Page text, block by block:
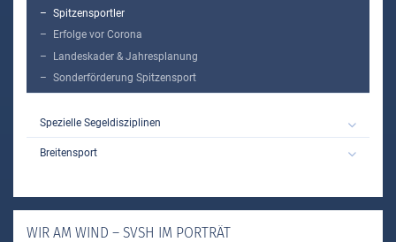
Spitzensportler
Erfolge vor Corona
Landeskader & Jahresplanung
Sonderförderung Spitzensport
Spezielle Segeldisziplinen
Breitensport
WIR AM WIND – SVSH IM PORTRÄT